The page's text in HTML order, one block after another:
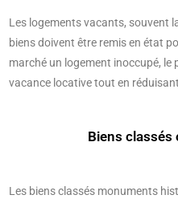
Les logements vacants, souvent
biens doivent être remis en état
marché un logement inoccupé, le
vacance locative tout en
Biens
Les biens classés monuments